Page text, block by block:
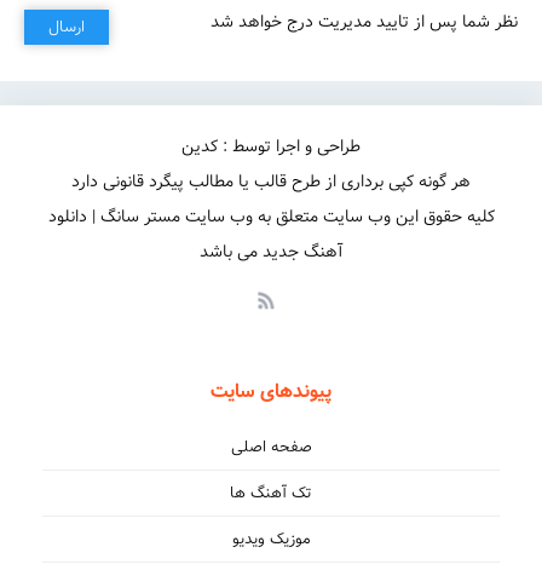
نظر شما پس از تایید مدیریت درج خواهد شد ارسال
طراحی و اجرا توسط : کدین
هر گونه کپی برداری از طرح قالب یا مطالب پیگرد قانونی دارد
کلیه حقوق این وب سایت متعلق به وب سایت مستر سانگ | دانلود
آهنگ جدید می باشد
پیوندهای سایت
صفحه اصلی
تک آهنگ ها
موزیک ویدیو